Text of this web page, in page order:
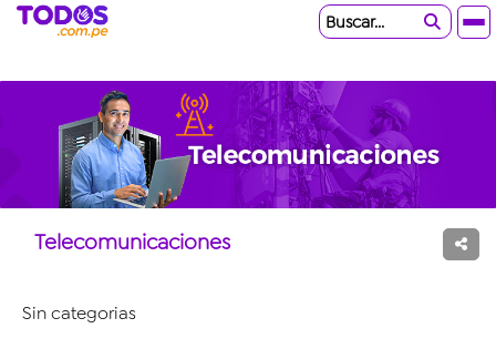
Buscar...
Telecomunicaciones
Sin categorias